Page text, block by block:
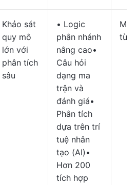
Khảo sát
quy mô
lớn với
phân tích
sâu
• Logic
phân nhánh
nâng cao•
Câu hỏi
dạng ma
trận và
đánh giá•
Phân tích
dựa trên trí
tuệ nhân
tạo (AI)•
Hơn 200
tích hợp
từ